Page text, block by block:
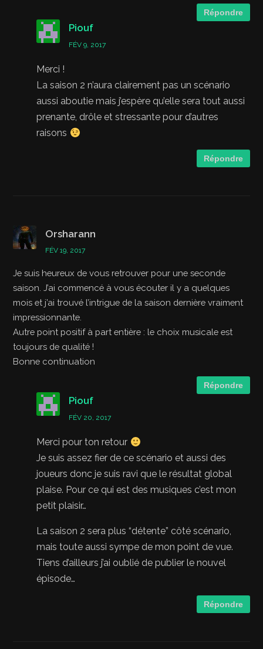
Répondre
Piouf
FÉV 9, 2017
Merci !
La saison 2 n’aura clairement pas un scénario
aussi aboutie mais j’espère qu’elle sera tout aussi
prenante, drôle et stressante pour d’autres
raisons
Répondre
Orsharann
FÉV 19, 2017
Je suis heureux de vous retrouver pour une seconde
saison. J’ai commencé à vous écouter il y a quelques
mois et j’ai trouvé l’intrigue de la saison dernière vraiment
impressionnante.
Autre point positif à part entière : le choix musicale est
toujours de qualité !
Bonne continuation
Répondre
Piouf
FÉV 20, 2017
Merci pour ton retour
Je suis assez fier de ce scénario et aussi des
joueurs donc je suis ravi que le résultat global
plaise. Pour ce qui est des musiques c’est mon
petit plaisir…
La saison 2 sera plus “détente” côté scénario,
mais toute aussi sympe de mon point de vue.
Tiens d’ailleurs j’ai oublié de publier le nouvel
épisode…
Répondre